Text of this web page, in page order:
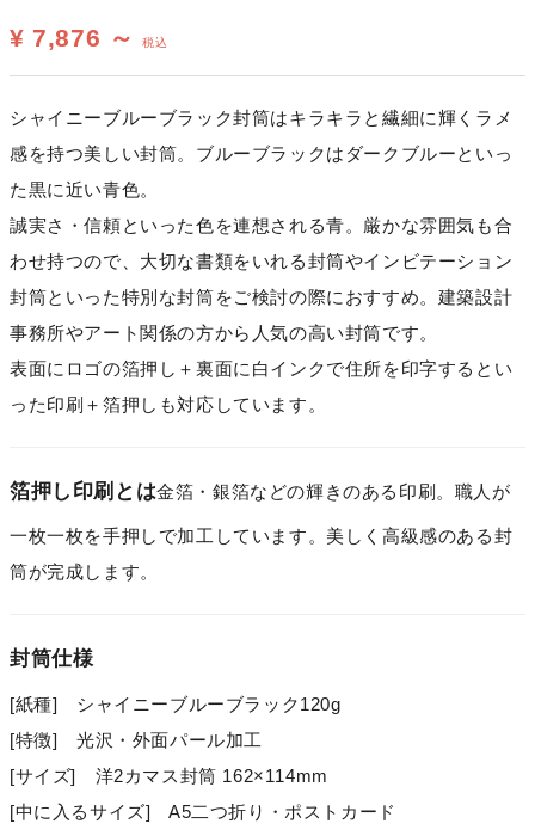
¥ 7,876 ～ 税込
シャイニーブルーブラック封筒はキラキラと繊細に輝くラメ
感を持つ美しい封筒。ブルーブラックはダークブルーといっ
た黒に近い青色。
誠実さ・信頼といった色を連想される青。厳かな雰囲気も合
わせ持つので、大切な書類をいれる封筒やインビテーション
封筒といった特別な封筒をご検討の際におすすめ。建築設計
事務所やアート関係の方から人気の高い封筒です。
表面にロゴの箔押し＋裏面に白インクで住所を印字するとい
った印刷＋箔押しも対応しています。
箔押し印刷とは金箔・銀箔などの輝きのある印刷。職人が
一枚一枚を手押しで加工しています。美しく高級感のある封
筒が完成します。
封筒仕様
[紙種] シャイニーブルーブラック120g
[特徴] 光沢・外面パール加工
[サイズ] 洋2カマス封筒 162×114mm
[中に入るサイズ] A5二つ折り・ポストカード